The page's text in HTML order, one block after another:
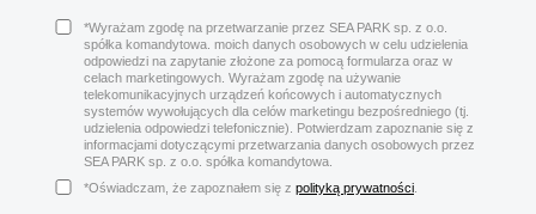
*Wyrażam zgodę na przetwarzanie przez SEA PARK sp. z o.o.
spółka komandytowa. moich danych osobowych w celu udzielenia
odpowiedzi na zapytanie złożone za pomocą formularza oraz w
celach marketingowych. Wyrażam zgodę na używanie
telekomunikacyjnych urządzeń końcowych i automatycznych
systemów wywołujących dla celów marketingu bezpośredniego (tj.
udzielenia odpowiedzi telefonicznie). Potwierdzam zapoznanie się z
informacjami dotyczącymi przetwarzania danych osobowych przez
SEA PARK sp. z o.o. spółka komandytowa.
*Oświadczam, że zapoznałem się z polityką prywatności